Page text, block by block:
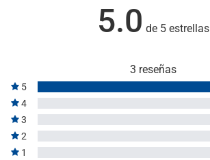
5.0 de 5 estrellas
3 reseñas
5
4
3
2
1